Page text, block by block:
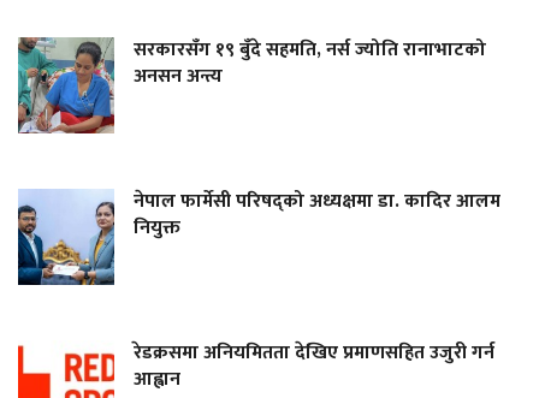
सरकारसँग १९ बुँदे सहमति, नर्स ज्योति रानाभाटको
अनसन अन्त्य
नेपाल फार्मेसी परिषद्को अध्यक्षमा डा. कादिर आलम
नियुक्त
रेडक्रसमा अनियमितता देखिए प्रमाणसहित उजुरी गर्न
आह्वान